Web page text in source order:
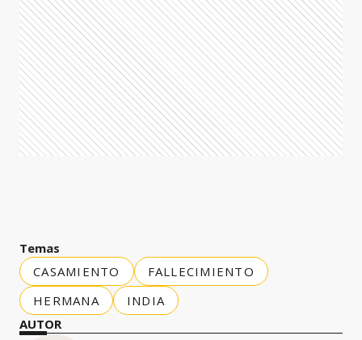
Temas
CASAMIENTO
FALLECIMIENTO
HERMANA
INDIA
AUTOR